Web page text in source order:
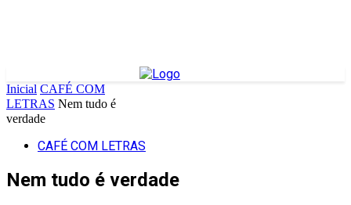
Inicial CAFÉ COM
LETRAS Nem tudo é
verdade
CAFÉ COM LETRAS
Nem tudo é verdade